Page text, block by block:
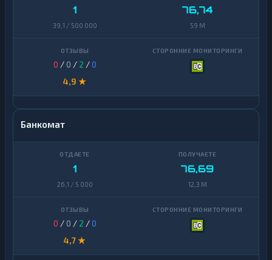
1
39,1 / 500 000
76,74
59 M
0 / 0 / 2 /0
4,9 ★
Банкомат
1
26,1 / 5 000
76,69
12,3 M
0 / 0 / 2 /0
4,7 ★